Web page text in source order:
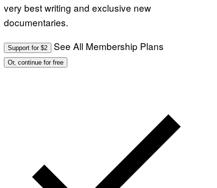
very best writing and exclusive new
documentaries.
Support for $2 See All Membership Plans
Or, continue for free